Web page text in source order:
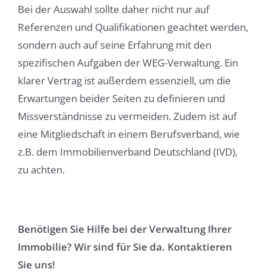
Bei der Auswahl sollte daher nicht nur auf
Referenzen und Qualifikationen geachtet werden,
sondern auch auf seine Erfahrung mit den
spezifischen Aufgaben der WEG-Verwaltung. Ein
klarer Vertrag ist außerdem essenziell, um die
Erwartungen beider Seiten zu definieren und
Missverständnisse zu vermeiden. Zudem ist auf
eine Mitgliedschaft in einem Berufsverband, wie
z.B. dem Immobilienverband Deutschland (IVD),
zu achten.
Benötigen Sie Hilfe bei der Verwaltung Ihrer
Immobilie? Wir sind für Sie da. Kontaktieren
Sie uns!